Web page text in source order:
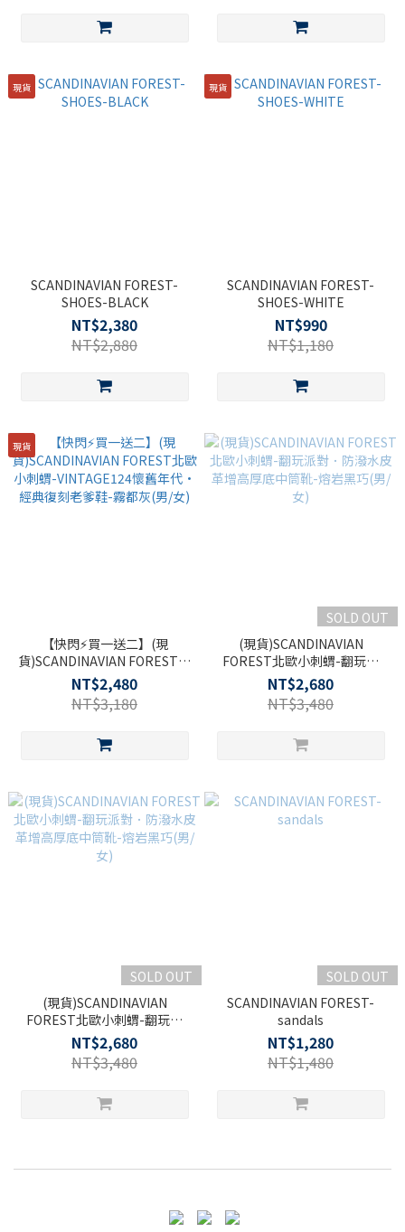
現貨
SCANDINAVIAN FOREST-
SHOES-BLACK
NT$2,380
NT$2,880
現貨
SCANDINAVIAN FOREST-
SHOES-WHITE
NT$990
NT$1,180
現貨
【快閃⚡買一送二】(現
貨)SCANDINAVIAN FOREST北
歐小刺蝟-VINTAGE124懷舊年
代·經典復刻老爹鞋-霧都灰
(男/女)
NT$2,480
NT$3,180
SOLD OUT
(現貨)SCANDINAVIAN
FOREST北歐小刺蝟-翻玩派
對．防潑水皮革增高厚底中筒
靴-熔岩黑巧(男/女)
NT$2,680
NT$3,480
SOLD OUT
(現貨)SCANDINAVIAN
FOREST北歐小刺蝟-翻玩派
對．防潑水皮革增高厚底中筒
靴-熔岩黑巧(男/女)
NT$2,680
NT$3,480
SOLD OUT
SCANDINAVIAN FOREST-
sandals
NT$1,280
NT$1,480